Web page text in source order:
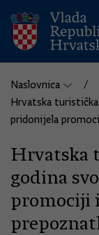
Naslovnica
Hrvatska
pridonijela
Hrvatska
godina
promociji